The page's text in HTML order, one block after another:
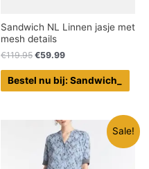
Sandwich NL Linnen jasje met
mesh details
€119.95 €59.99
Bestel nu bij: Sandwich_
Sale!